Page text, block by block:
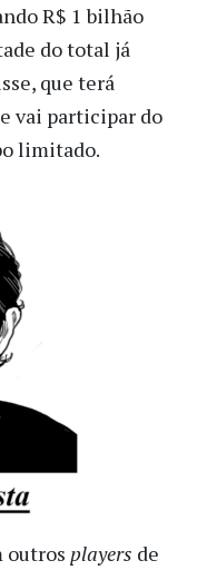
R$ 1 bilhão
do total já
que terá
vai participar do
limitado.
outros players de